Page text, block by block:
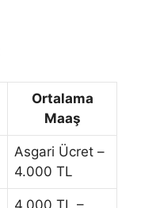
Ortalama
Maaş
Asgari Ücret –
4.000 TL
4.000 TL –